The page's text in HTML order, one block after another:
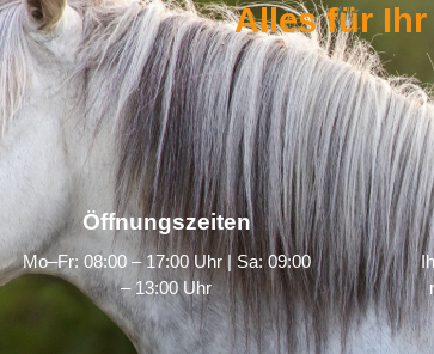
Alles für Ihr
Öffnungszeiten
Mo–Fr: 08:00 – 17:00 Uhr | Sa: 09:00
– 13:00 Uhr